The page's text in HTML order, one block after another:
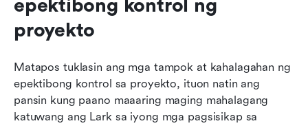
epektibong kontrol ng
proyekto
Matapos tuklasin ang mga tampok at kahalagahan ng
epektibong kontrol sa proyekto, ituon natin ang
pansin kung paano maaaring maging mahalagang
katuwang ang Lark sa iyong mga pagsisikap sa